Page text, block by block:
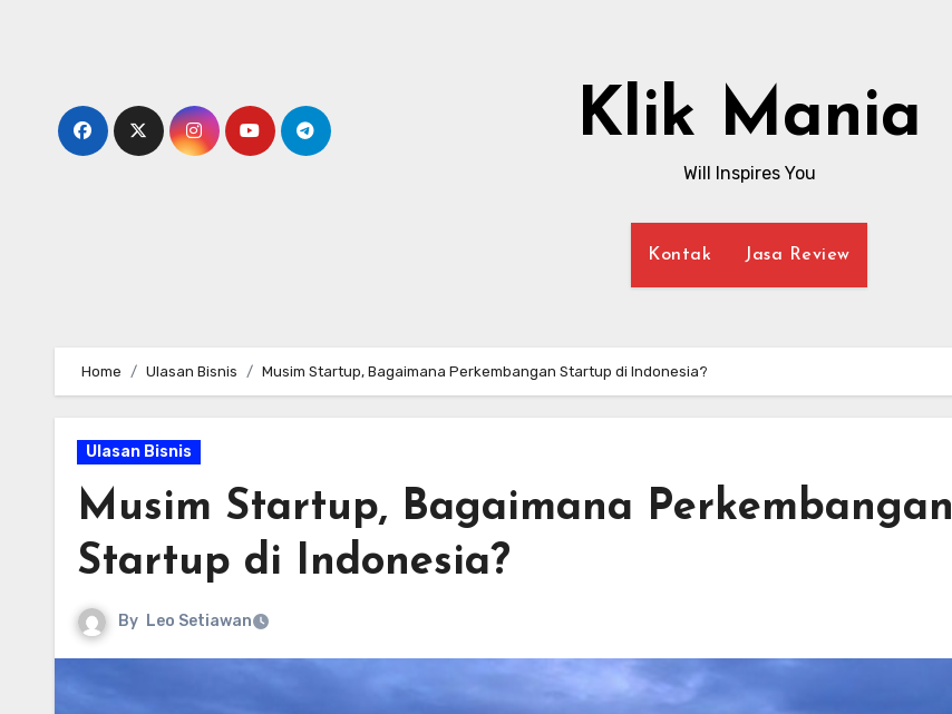
Klik Mania
Will Inspires You
Kontak Jasa Review
Home Ulasan Bisnis Musim Startup, Bagaimana Perkembangan Startup di Indonesia?
Ulasan Bisnis
Musim Startup, Bagaimana Perkembangan
Startup di Indonesia?
By Leo Setiawan